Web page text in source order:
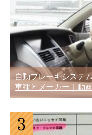
自動ブレーキシステ
車種とメーカー｜動